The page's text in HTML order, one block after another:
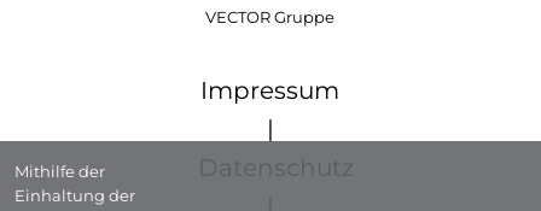
VECTOR Gruppe
Impressum
|
Datenschutz
Mithilfe der
Einhaltung der